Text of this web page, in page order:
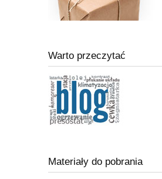
Warto przeczytać
Materiały do pobrania